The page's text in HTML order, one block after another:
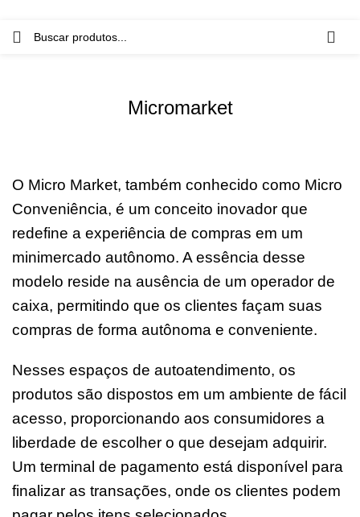
Micromarket
O Micro Market, também conhecido como Micro
Conveniência, é um conceito inovador que
redefine a experiência de compras em um
minimercado autônomo. A essência desse
modelo reside na ausência de um operador de
caixa, permitindo que os clientes façam suas
compras de forma autônoma e conveniente.
Nesses espaços de autoatendimento, os
produtos são dispostos em um ambiente de fácil
acesso, proporcionando aos consumidores a
liberdade de escolher o que desejam adquirir.
Um terminal de pagamento está disponível para
finalizar as transações, onde os clientes podem